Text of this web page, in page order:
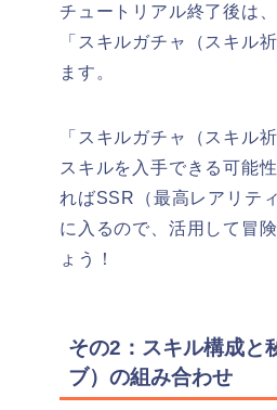
チュートリアル終了後は
「スキルガチャ（スキル
ます。
「スキルガチャ（スキル
スキルを入手できる可能
ればSSR（最高レアリテ
に入るので、活用して冒
ょう！
その2：スキル構成と
ブ）の組み合わせ